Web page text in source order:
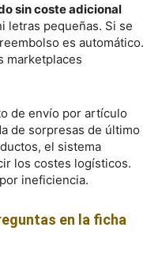
sin coste adicional
letras pequeñas. Si se
es automático.
marketplaces
de envío por artículo
de sorpresas de último
el sistema
los costes logísticos.
ineficiencia.
en la ficha